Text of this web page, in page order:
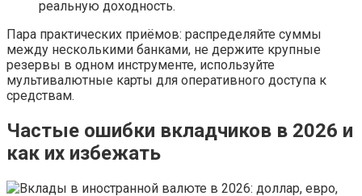
реальную доходность.
Пара практических приёмов: распределяйте суммы
между несколькими банками, не держите крупные
резервы в одном инструменте, используйте
мультивалютные карты для оперативного доступа к
средствам.
Частые ошибки вкладчиков в 2026 и
как их избежать